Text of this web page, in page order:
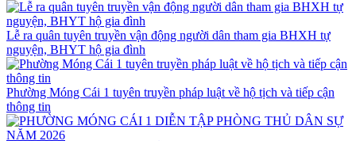
Lễ ra quân tuyên truyền vận động người dân tham gia BHXH tự
nguyện, BHYT hộ gia đình
Phường Móng Cái 1 tuyên truyền pháp luật về hộ tịch và tiếp cận
thông tin